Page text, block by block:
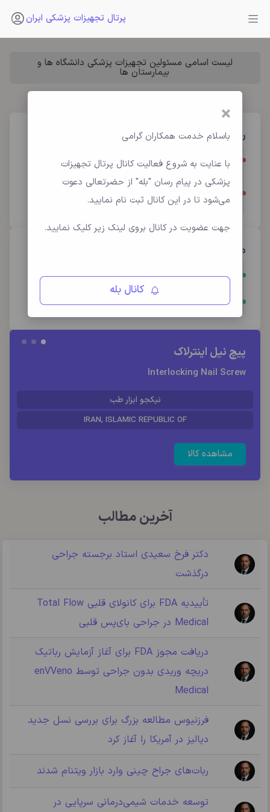
پرتال تجهیزات پزشکی ایران
لیست اسامی مسئولین تجهیزات پزشکی دانشگاه ها و
بیمارستان ها
رویداد‌ها
1405-05-17 : نمایشگاه ایران هلث 1405 (تعویق)
1405-08-11: تولید و تحقیق‌وتوسعه تجهیزات پزشکی
۲۰۲۶
مناسبت‌ها
سیزدهم آذر: روز جهانی عقب ماندگی ذهنی
سیزدهم آذر: روز معلولین جسمی حرکتی
پیچ نیل اینترلاک
Interlocking Nail Screw
نیکجو ابزار طب
IRAN, ISLAMIC REPUBLIC OF
مشاهده کالا
آخرین مطالب
دکتر فرخ سعیدی استاد برجسته جراحی
درگذشت
تأییدیه FDA برای کانولای قلبی Total Flow
Medical در جراحی بای‌پس قلبی
دریافت مجوز FDA برای آغاز آزمایش رباتیک
دریچه وریدی بدون جراحی توسط enVVeno
Medical
فرزنیوس مطالعه بزرگ برای بررسی نسل جدید
دیالیز در آمریکا را آغاز کرد
ربات‌های جراح چینی وارد بازار ویتنام شدند
توسعه خدمات شیمی‌درمانی سرپایی در
×
باسلام خدمت همکاران گرامی
با عنایت به شروع فعالیت کانال پرتال تجهیزات
پزشکی در پیام رسان "بله" از حضرتعالی دعوت
می‌شود تا در این کانال ثبت نام نمایید.
جهت عضویت در کانال بروی لینک زیر کلیک نمایید.
کانال بله